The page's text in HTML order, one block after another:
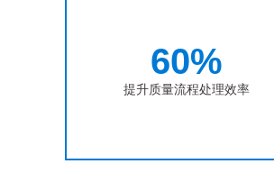
60%
提升质量流程处理效率